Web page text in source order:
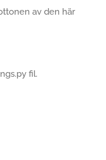
av den här
fil.